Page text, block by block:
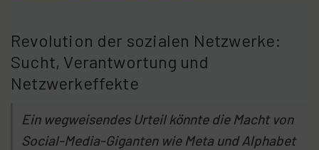
Revolution der sozialen Netzwerke:
Sucht, Verantwortung und
Netzwerkeffekte
Ein wegweisendes Urteil könnte die Macht von
Social-Media-Giganten wie Meta und Alphabet